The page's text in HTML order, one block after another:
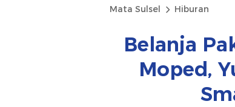
Mata Sulsel Hiburan
Belanja
Moped,